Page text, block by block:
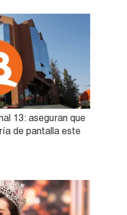
13: aseguran que
de pantalla este